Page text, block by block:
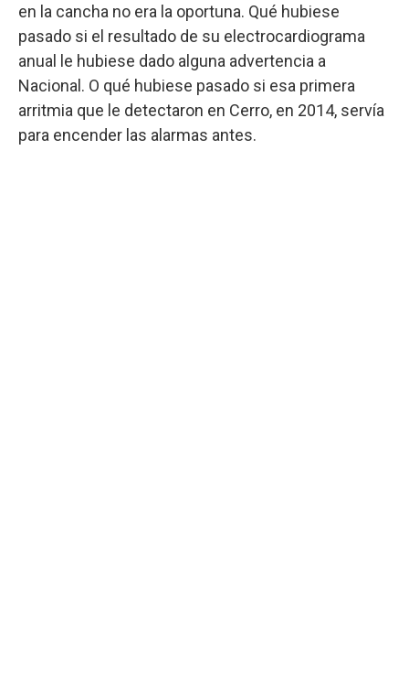
en la cancha no era la oportuna. Qué hubiese
pasado si el resultado de su electrocardiograma
anual le hubiese dado alguna advertencia a
Nacional. O qué hubiese pasado si esa primera
arritmia que le detectaron en Cerro, en 2014, servía
para encender las alarmas antes.